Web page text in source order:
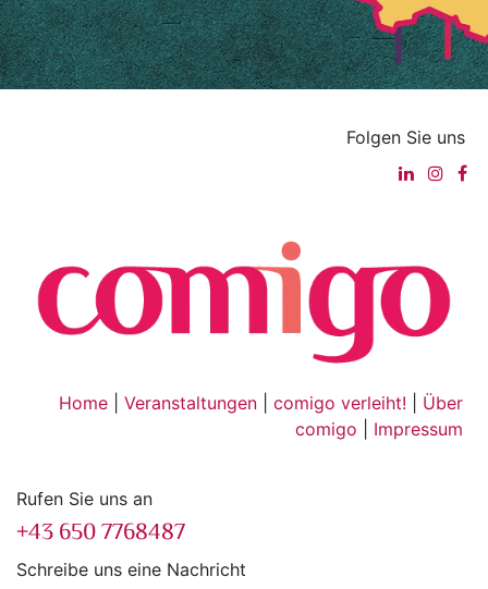
Folgen Sie uns
Home Veranstaltungen comigo verleiht!
Über
comigo
Impressum
Rufen Sie uns an
+43 650 7768487
Schreibe uns eine Nachricht